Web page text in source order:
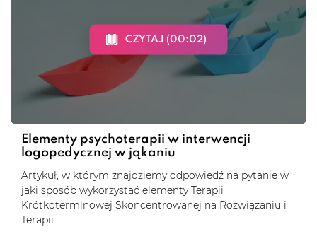
CZYTAJ (00:02)
Elementy psychoterapii w interwencji
logopedycznej w jąkaniu
Artykuł, w którym znajdziemy odpowiedź na pytanie w
jaki sposób wykorzystać elementy Terapii
Krótkoterminowej Skoncentrowanej na Rozwiązaniu i
Terapii